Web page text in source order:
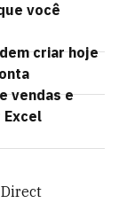
você
criar hoje
vendas e